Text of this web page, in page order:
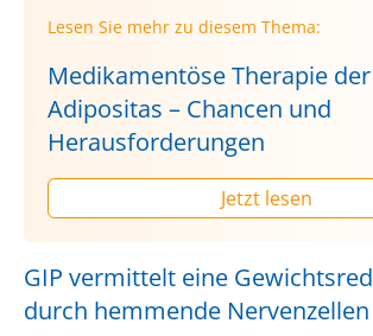
Lesen Sie mehr zu diesem Thema:
Medikamentöse Therapie der
Adipositas – Chancen und
Herausforderungen
Jetzt lesen
GIP vermittelt eine
durch hemmende